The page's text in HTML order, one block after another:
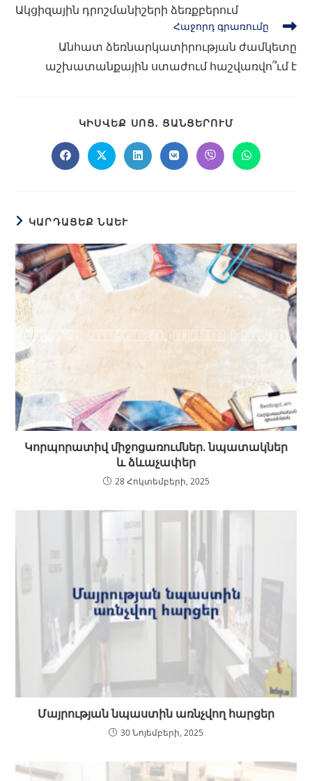
Ակցիզային դրոշմանիշերի ձեռքբերում
Հաջորդ գրառումը
Անհատ ձեռնարկատիրության ժամկետը
աշխատանքային ստաժում հաշվառվո՞ւմ է
ԿԻՍՎԵՔ ՍՈՑ․ ՑԱՆՑԵՐՈՒՄ
ԿԱՐԴԱՑԵՔ ՆԱԵՒ
Կորպորատիվ միջոցառումներ. նպատակներ
և ձևաչափեր
28 Հոկտեմբերի, 2025
Մայրության նպաստին առնչվող հարցեր
30 Նոյեմբերի, 2025